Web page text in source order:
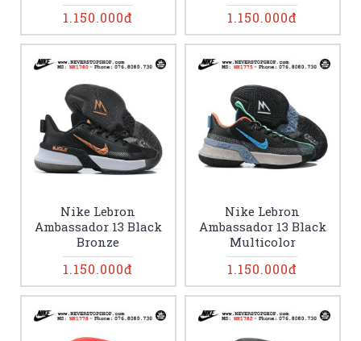
1.150.000đ 1.150.000đ
Nike Lebron
Ambassador 13 Black
Bronze
1.150.000đ
Nike Lebron
Ambassador 13 Black
Multicolor
1.150.000đ